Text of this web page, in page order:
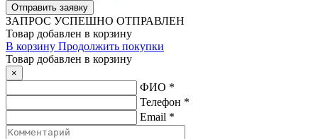
ЗАПРОС УСПЕШНО ОТПРАВЛЕН
Товар добавлен в корзину
В корзину Продолжить покупки
Товар добавлен в корзину
×
ФИО *
Телефон *
Email *